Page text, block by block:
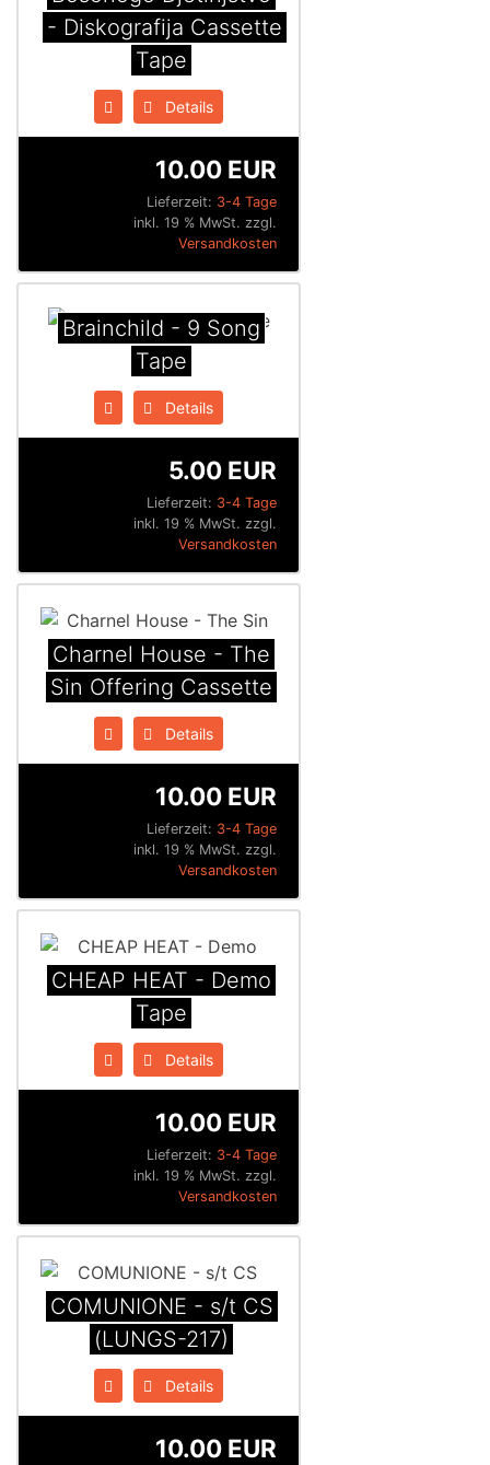
- Diskografija Cassette
Tape
Details
Lieferzeit: 3-4 Tage
10.00 EUR
inkl. 19 % MwSt. zzgl.
Versandkosten
Brainchild - 9 Song
Tape
Details
Lieferzeit: 3-4 Tage
5.00 EUR
inkl. 19 % MwSt. zzgl.
Versandkosten
Charnel House - The
Sin Offering Cassette
Details
Lieferzeit: 3-4 Tage
10.00 EUR
inkl. 19 % MwSt. zzgl.
Versandkosten
CHEAP HEAT - Demo
Tape
Details
Lieferzeit: 3-4 Tage
10.00 EUR
inkl. 19 % MwSt. zzgl.
Versandkosten
COMUNIONE - s/t CS
(LUNGS-217)
Details
10.00 EUR